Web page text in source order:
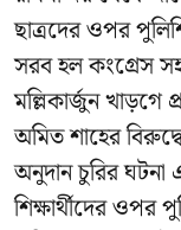
ছাত্রদের ওপর
সরব হল কংগ্রেস
মল্লিকার্জুন খাড়গে
অমিত শাহের
অনুদান চুরির
শিক্ষার্থীদের ওপর